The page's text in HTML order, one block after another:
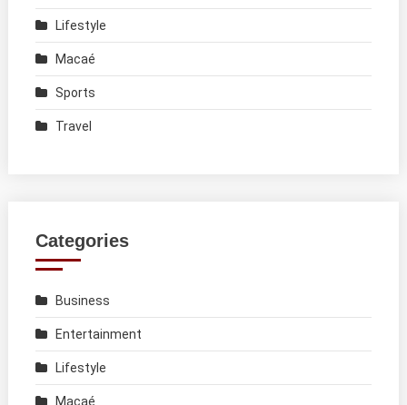
Lifestyle
Macaé
Sports
Travel
Categories
Business
Entertainment
Lifestyle
Macaé